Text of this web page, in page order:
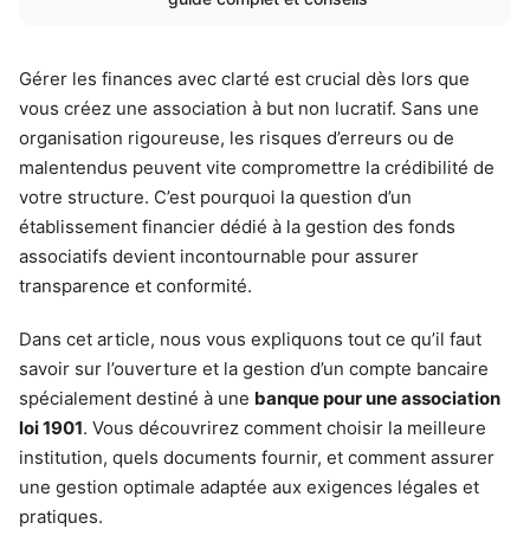
Gérer les finances avec clarté est crucial dès lors que
vous créez une association à but non lucratif. Sans une
organisation rigoureuse, les risques d’erreurs ou de
malentendus peuvent vite compromettre la crédibilité de
votre structure. C’est pourquoi la question d’un
établissement financier dédié à la gestion des fonds
associatifs devient incontournable pour assurer
transparence et conformité.
Dans cet article, nous vous expliquons tout ce qu’il faut
savoir sur l’ouverture et la gestion d’un compte bancaire
spécialement destiné à une banque pour une association
loi 1901. Vous découvrirez comment choisir la meilleure
institution, quels documents fournir, et comment assurer
une gestion optimale adaptée aux exigences légales et
pratiques.